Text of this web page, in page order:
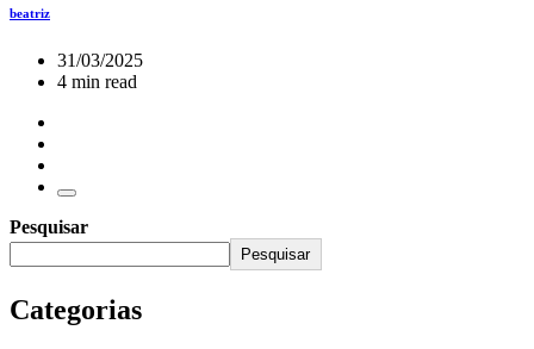
beatriz
31/03/2025
4 min read
Pesquisar
Pesquisar
Categorias